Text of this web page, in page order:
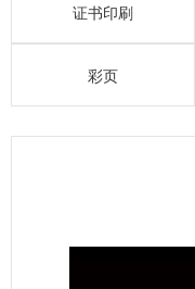
证书印刷
彩页